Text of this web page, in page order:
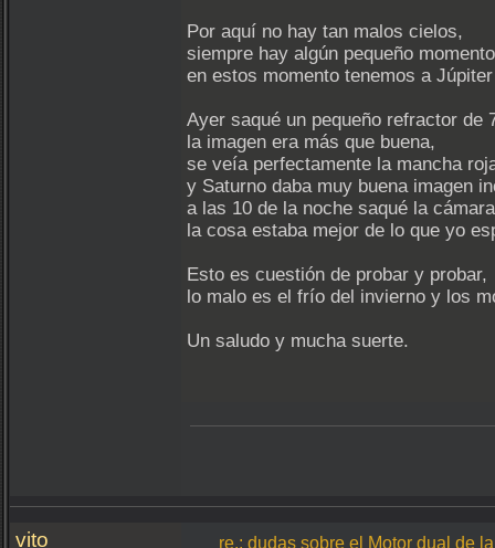
Por aquí no hay tan malos cielos,
siempre hay algún pequeño
en estos momento tenemos a
Ayer saqué un pequeño refractor de
la imagen era más que buena,
se veía perfectamente la mancha
y Saturno daba muy buena imagen
a las 10 de la noche saqué la
la cosa estaba mejor de lo que yo
Esto es cuestión de probar y probar,
lo malo es el frío del invierno y los
Un saludo y mucha suerte.
vito re.: dudas sobre el Motor dual de